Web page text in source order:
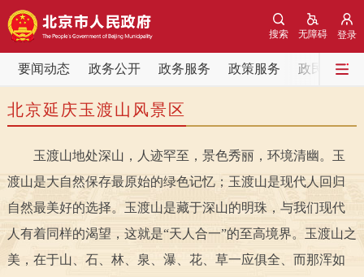
登录
无障碍
搜索
要闻动态 政务公开 政务服务 政策服务 政民互动
要闻动态
党中央精神 国务院信息
北京要闻 会议信息 部门动态
各区热点
北京延庆玉渡山风景区
玉渡山地处深山，人迹罕至，景色秀丽，环境清幽。玉
渡山是大自然保存最原始的绿色记忆；玉渡山是现代人回归
自然最美好的选择。玉渡山是藏于深山的明珠，与我们现代
人有着同样的渴望，这就是“天人合一”的至高境界。玉渡山之
美，在于山、石、林、泉、瀑、花、草一应俱全、而那浑如